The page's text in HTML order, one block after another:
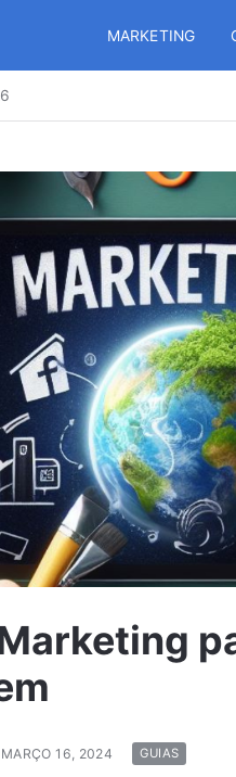
MARKETING
MARÇO 16, 2024 GUIAS